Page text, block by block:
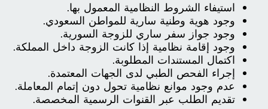
استيفاء الشروط النظامية المعمول بها.
وجود هوية وطنية سارية للمواطن السعودي.
وجود جواز سفر ساري للزوجة السورية.
وجود إقامة نظامية إذا كانت الزوجة داخل المملكة.
اكتمال المستندات المطلوبة.
إجراء الفحص الطبي لدى الجهات المعتمدة.
عدم وجود موانع نظامية تحول دون إتمام المعاملة.
تقديم الطلب عبر القنوات الرسمية المخصصة.